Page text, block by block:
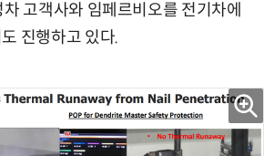
고객사와 임페르비오를 전기차에
진행하고 있다.